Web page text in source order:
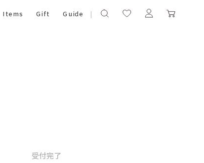
Items Gift Guide
受付完了